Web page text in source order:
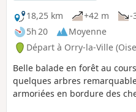
18,25 km
+42 m
-
5h 20
Moyenne
Départ à Orry-la-Ville
Belle balade en forêt au
quelques arbres
armoriées en bordure des